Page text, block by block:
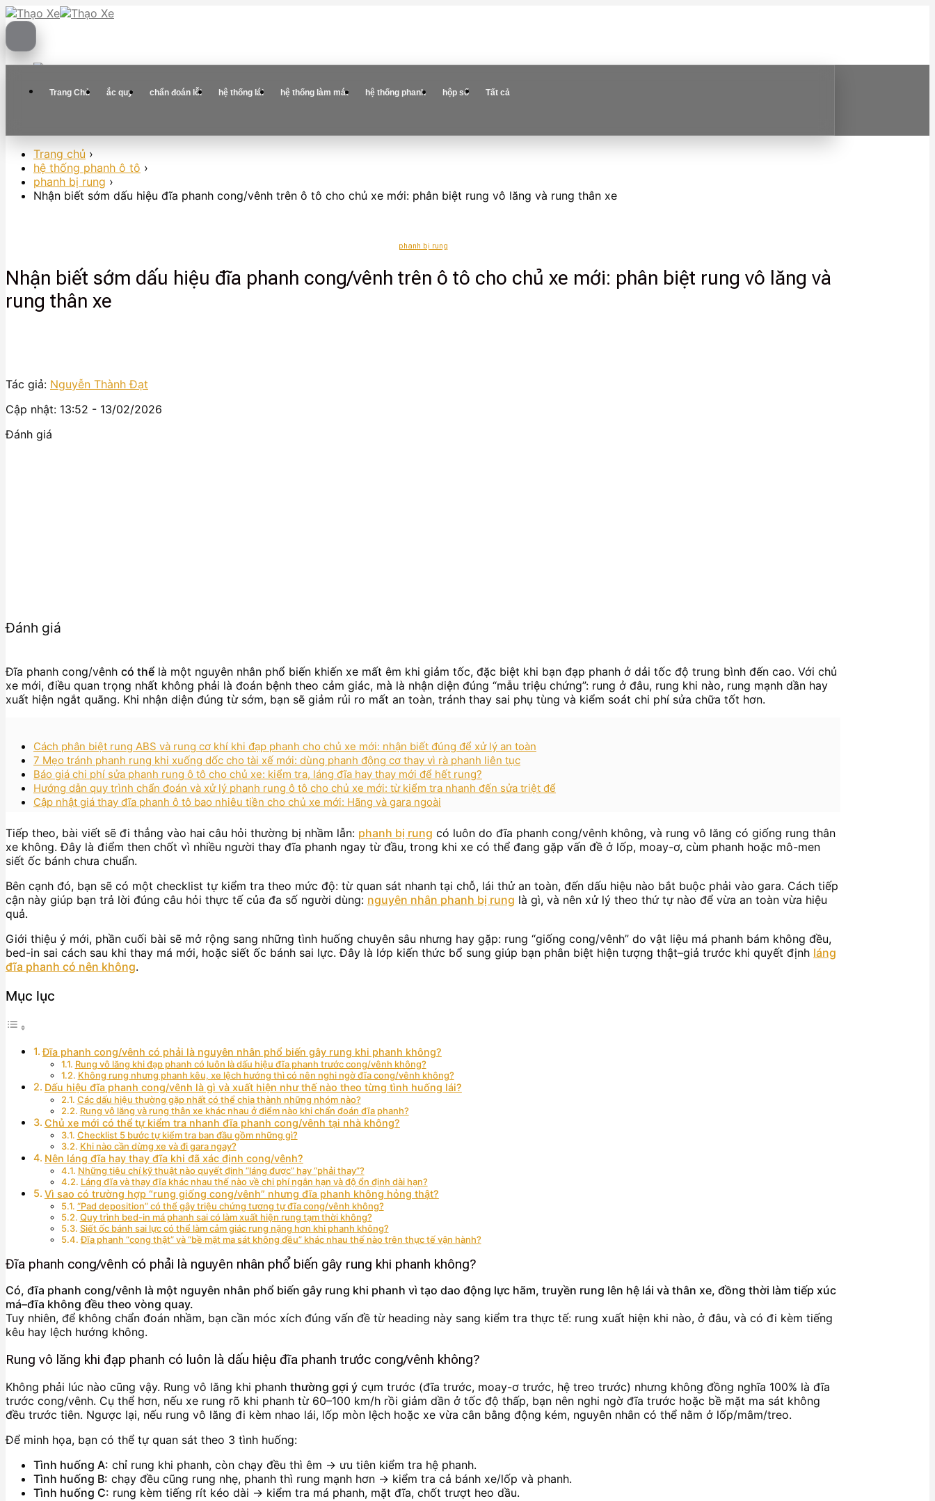
Skip
to
Trang Chủ ắc quy chẩn đoán lỗi hệ thống lái hệ thống làm mát hệ thống phanh hộp số Tất cả
Trang chủ ›
hệ thống phanh ô tô ›
phanh bị rung ›
Nhận biết sớm dấu hiệu đĩa phanh cong/vênh trên ô tô cho chủ xe mới: phân biệt rung vô lăng và rung thân xe
phanh bị rung
Nhận biết sớm dấu hiệu đĩa phanh cong/vênh trên ô tô cho chủ xe mới: phân biệt rung vô lăng và
rung thân xe
Tác giả: Nguyễn Thành Đạt
Cập nhật: 13:52 - 13/02/2026
Đánh giá
Đánh giá
Đĩa phanh cong/vênh có thể là một nguyên nhân phổ biến khiến xe mất êm khi giảm tốc, đặc biệt khi bạn đạp phanh ở dải tốc độ trung bình đến cao. Với chủ
xe mới, điều quan trọng nhất không phải là đoán bệnh theo cảm giác, mà là nhận diện đúng “mẫu triệu chứng”: rung ở đâu, rung khi nào, rung mạnh dần hay
xuất hiện ngắt quãng. Khi nhận diện đúng từ sớm, bạn sẽ giảm rủi ro mất an toàn, tránh thay sai phụ tùng và kiểm soát chi phí sửa chữa tốt hơn.
Cách phân biệt rung ABS và rung cơ khí khi đạp phanh cho chủ xe mới: nhận biết đúng để xử lý an toàn
7 Mẹo tránh phanh rung khi xuống dốc cho tài xế mới: dùng phanh động cơ thay vì rà phanh liên tục
Báo giá chi phí sửa phanh rung ô tô cho chủ xe: kiểm tra, láng đĩa hay thay mới để hết rung?
Hướng dẫn quy trình chẩn đoán và xử lý phanh rung ô tô cho chủ xe mới: từ kiểm tra nhanh đến sửa triệt để
Cập nhật giá thay đĩa phanh ô tô bao nhiêu tiền cho chủ xe mới: Hãng và gara ngoài
Tiếp theo, bài viết sẽ đi thẳng vào hai câu hỏi thường bị nhầm lẫn: phanh bị rung có luôn do đĩa phanh cong/vênh không, và rung vô lăng có giống rung thân
xe không. Đây là điểm then chốt vì nhiều người thay đĩa phanh ngay từ đầu, trong khi xe có thể đang gặp vấn đề ở lốp, moay-ơ, cùm phanh hoặc mô-men
siết ốc bánh chưa chuẩn.
Bên cạnh đó, bạn sẽ có một checklist tự kiểm tra theo mức độ: từ quan sát nhanh tại chỗ, lái thử an toàn, đến dấu hiệu nào bắt buộc phải vào gara. Cách tiếp
cận này giúp bạn trả lời đúng câu hỏi thực tế của đa số người dùng: nguyên nhân phanh bị rung là gì, và nên xử lý theo thứ tự nào để vừa an toàn vừa hiệu
quả.
Giới thiệu ý mới, phần cuối bài sẽ mở rộng sang những tình huống chuyên sâu nhưng hay gặp: rung “giống cong/vênh” do vật liệu má phanh bám không đều,
bed-in sai cách sau khi thay má mới, hoặc siết ốc bánh sai lực. Đây là lớp kiến thức bổ sung giúp bạn phân biệt hiện tượng thật–giả trước khi quyết định láng
đĩa phanh có nên không.
Mục lục
Đĩa phanh cong/vênh có phải là nguyên nhân phổ biến gây rung khi phanh không?
Rung vô lăng khi đạp phanh có luôn là dấu hiệu đĩa phanh trước cong/vênh không?
Không rung nhưng phanh kêu, xe lệch hướng thì có nên nghi ngờ đĩa cong/vênh không?
Dấu hiệu đĩa phanh cong/vênh là gì và xuất hiện như thế nào theo từng tình huống lái?
Các dấu hiệu thường gặp nhất có thể chia thành những nhóm nào?
Rung vô lăng và rung thân xe khác nhau ở điểm nào khi chẩn đoán đĩa phanh?
Chủ xe mới có thể tự kiểm tra nhanh đĩa phanh cong/vênh tại nhà không?
Checklist 5 bước tự kiểm tra ban đầu gồm những gì?
Khi nào cần dừng xe và đi gara ngay?
Nên láng đĩa hay thay đĩa khi đã xác định cong/vênh?
Những tiêu chí kỹ thuật nào quyết định “láng được” hay “phải thay”?
Láng đĩa và thay đĩa khác nhau thế nào về chi phí ngắn hạn và độ ổn định dài hạn?
Vì sao có trường hợp “rung giống cong/vênh” nhưng đĩa phanh không hỏng thật?
“Pad deposition” có thể gây triệu chứng tương tự đĩa cong/vênh không?
Quy trình bed-in má phanh sai có làm xuất hiện rung tạm thời không?
Siết ốc bánh sai lực có thể làm cảm giác rung nặng hơn khi phanh không?
Đĩa phanh “cong thật” và “bề mặt ma sát không đều” khác nhau thế nào trên thực tế vận hành?
Đĩa phanh cong/vênh có phải là nguyên nhân phổ biến gây rung khi phanh không?
Có, đĩa phanh cong/vênh là một nguyên nhân phổ biến gây rung khi phanh vì tạo dao động lực hãm, truyền rung lên hệ lái và thân xe, đồng thời làm tiếp xúc
má–đĩa không đều theo vòng quay.
Tuy nhiên, để không chẩn đoán nhầm, bạn cần móc xích đúng vấn đề từ heading này sang kiểm tra thực tế: rung xuất hiện khi nào, ở đâu, và có đi kèm tiếng
kêu hay lệch hướng không.
Rung vô lăng khi đạp phanh có luôn là dấu hiệu đĩa phanh trước cong/vênh không?
Không phải lúc nào cũng vậy. Rung vô lăng khi phanh thường gợi ý cụm trước (đĩa trước, moay-ơ trước, hệ treo trước) nhưng không đồng nghĩa 100% là đĩa
trước cong/vênh. Cụ thể hơn, nếu xe rung rõ khi phanh từ 60–100 km/h rồi giảm dần ở tốc độ thấp, bạn nên nghi ngờ đĩa trước hoặc bề mặt ma sát không
đều trước tiên. Ngược lại, nếu rung vô lăng đi kèm nhao lái, lốp mòn lệch hoặc xe vừa cân bằng động kém, nguyên nhân có thể nằm ở lốp/mâm/treo.
Để minh họa, bạn có thể tự quan sát theo 3 tình huống:
Tình huống A: chỉ rung khi phanh, còn chạy đều thì êm → ưu tiên kiểm tra hệ phanh.
Tình huống B: chạy đều cũng rung nhẹ, phanh thì rung mạnh hơn → kiểm tra cả bánh xe/lốp và phanh.
Tình huống C: rung kèm tiếng rít kéo dài → kiểm tra má phanh, mặt đĩa, chốt trượt heo dầu.